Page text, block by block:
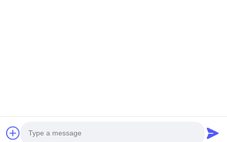
δικαιώματα © 2026 Guangzhou HaoYue Fragrance Technology
Co.,LTD . Διατηρούνται όλα τα πνευματικά δικαιώματα.